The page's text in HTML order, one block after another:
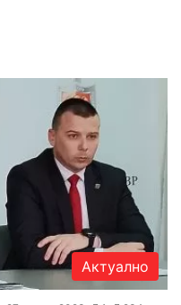
Актуално